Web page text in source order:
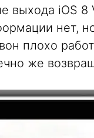
выхода iOS 8
нет,
плохо
же